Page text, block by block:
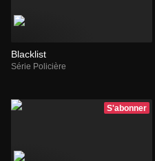
Blacklist
Série Policière
S'abonner